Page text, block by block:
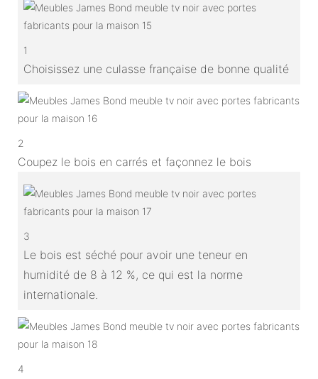
1
Choisissez une culasse française de bonne qualité
2
Coupez le bois en carrés et façonnez le bois
3
Le bois est séché pour avoir une teneur en
humidité de 8 à 12 %, ce qui est la norme
internationale.
4